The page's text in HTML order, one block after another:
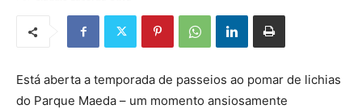
Está aberta a temporada de passeios ao pomar de lichias
do Parque Maeda – um momento ansiosamente